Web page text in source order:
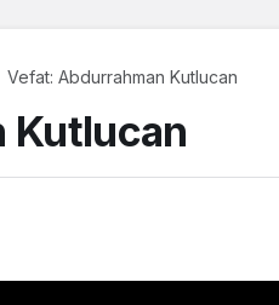
Vefat: Abdurrahman Kutlucan
Kutlucan